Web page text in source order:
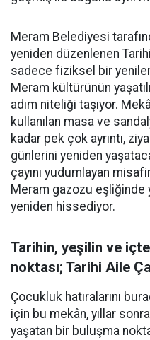
Meram Belediyesi
yeniden düzenlenen
sadece fiziksel bir
Meram kültürünün
adım niteliği taşıyor.
kullanılan masa ve
kadar pek çok ayrıntı,
günlerini yeniden
çayını yudumlayan
Meram gazozu eşliğinde
yeniden hissediyor.
Tarihin, yeşilin ve
noktası; Tarihi Aile
Çocukluk hatıralarını
için bu mekân, yıllar
yaşatan bir buluşma